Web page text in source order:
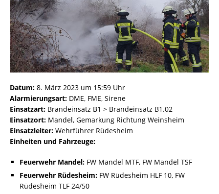
Datum: 8. März 2023 um 15:59 Uhr
Alarmierungsart: DME, FME, Sirene
Einsatzart: Brandeinsatz B1 > Brandeinsatz B1.02
Einsatzort: Mandel, Gemarkung Richtung Weinsheim
Einsatzleiter: Wehrführer Rüdesheim
Einheiten und Fahrzeuge:
Feuerwehr Mandel: FW Mandel MTF, FW Mandel TSF
Feuerwehr Rüdesheim: FW Rüdesheim HLF 10, FW
Rüdesheim TLF 24/50